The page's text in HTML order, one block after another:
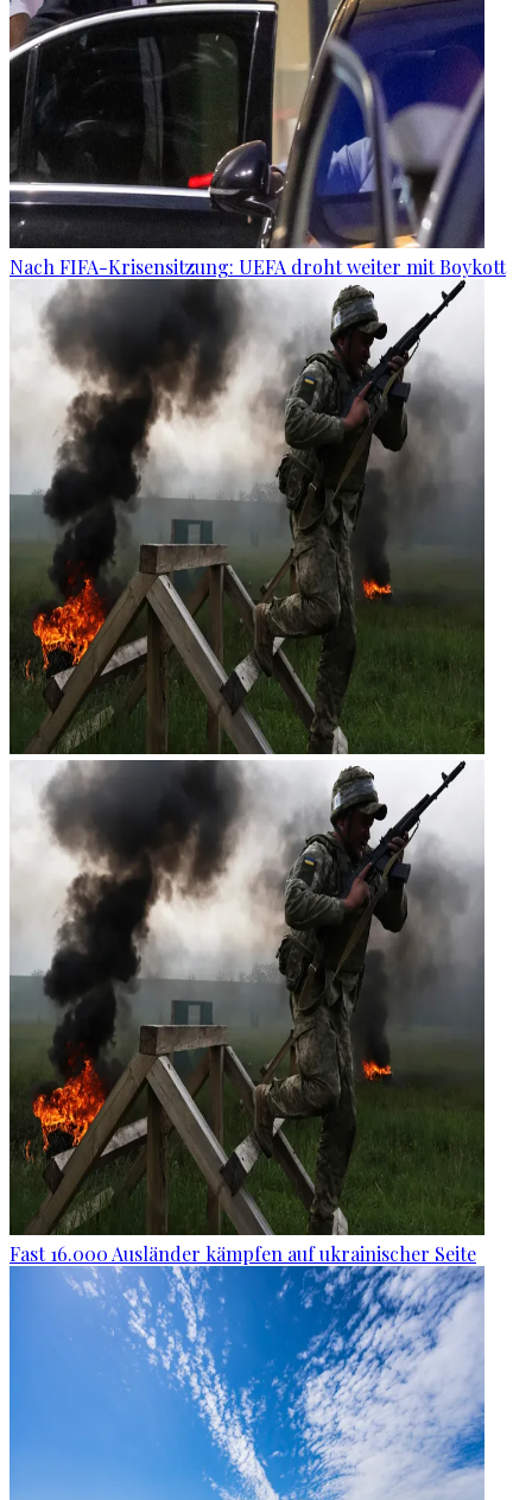
Nach FIFA-Krisensitzung: UEFA droht weiter mit Boykott
Fast 16.000 Ausländer kämpfen auf ukrainischer Seite